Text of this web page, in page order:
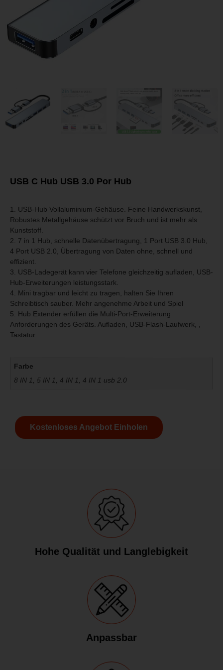
USB C Hub USB 3.0 Por Hub
1. USB-Hub Vollaluminium-Gehäuse. Feine Handwerkskunst,
Robustes Metallgehäuse schützt vor Bruch und ist mehr als
Kunststoff.
2. 7 in 1 Hub, schnelle Datenübertragung, 1 Port USB 3.0 Hub,
4 Port USB 2.0, Übertragung von Daten ohne, schnell und
effizient.
3. USB-Ladegerät kann vier Telefone gleichzeitig aufladen, USB-
Hub-Erweiterungen leistungsstark.
4. Mini tragbar und leicht zu tragen, halten Sie Ihren
Schreibtisch sauber. Mehr angenehme Arbeit und Spiel
5. Hub Extender erfüllen die Multi-Port-Erweiterung
Anforderungen des Geräts. Aufladen, USB-Flash-Laufwerk, ,
Tastatur.
Farbe
8 IN 1, 5 IN 1, 4 IN 1, 4 IN 1 usb 2.0
Kostenloses Angebot Einholen
Hohe Qualität und Langlebigkeit
Anpassbar